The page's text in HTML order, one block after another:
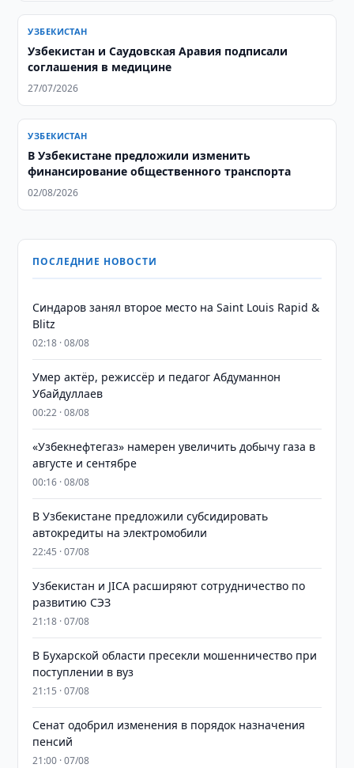
УЗБЕКИСТАН
Узбекистан и Саудовская Аравия подписали
соглашения в медицине
27/07/2026
УЗБЕКИСТАН
В Узбекистане предложили изменить
финансирование общественного транспорта
02/08/2026
ПОСЛЕДНИЕ НОВОСТИ
Синдаров занял второе место на Saint Louis Rapid &
Blitz
02:18 · 08/08
Умер актёр, режиссёр и педагог Абдуманнон
Убайдуллаев
00:22 · 08/08
«Узбекнефтегаз» намерен увеличить добычу газа в
августе и сентябре
00:16 · 08/08
В Узбекистане предложили субсидировать
автокредиты на электромобили
22:45 · 07/08
Узбекистан и JICA расширяют сотрудничество по
развитию СЭЗ
21:18 · 07/08
В Бухарской области пресекли мошенничество при
поступлении в вуз
21:15 · 07/08
Сенат одобрил изменения в порядок назначения
пенсий
21:00 · 07/08